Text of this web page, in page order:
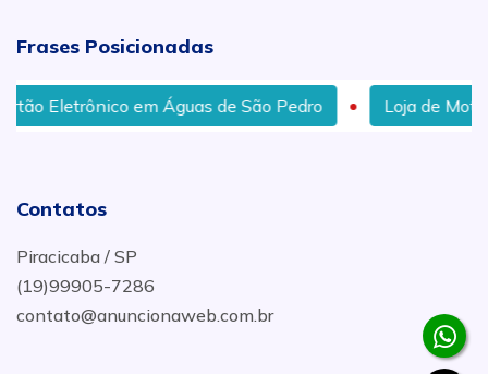
Frases Posicionadas
Águas de São Pedro Loja de Motores para
Contatos
Piracicaba / SP
(19)99905-7286
contato@anuncionaweb.com.br